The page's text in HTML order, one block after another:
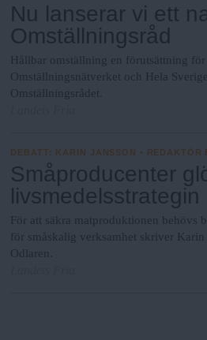
Nu lanserar vi ett
Omställningsråd
Hållbar omställning en förutsättning
Omställningsnätverket och Hela
Omställningsrådet.
DEBATT: KARIN JANSSON • REDAKTÖR
Småproducenter
livsmedelsstrategin
För att säkra matproduktionen behövs
för småskalig verksamhet skriver Karin
Odlaren.